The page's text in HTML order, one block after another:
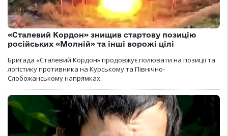
«Сталевий Кордон» знищив стартову позицію
російських «Молній» та інші ворожі цілі
Бригада «Сталевий Кордон» продовжує полювати на позиції та
логістику противника на Курському та Північно-
Слобожанському напрямках.